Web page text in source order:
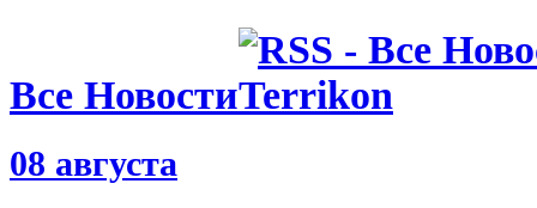
Все Новости
08 августа